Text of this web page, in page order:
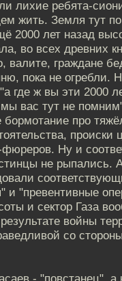
лихие ребята-
жить. Земля тут по
2000 лет назад
во всех древних
валите, граждане
пока не огребли.
где ж вы эти 2000
вас тут не
бормотание про
происки
фюреров. Ну и
не рыпались.
и "превентивные
и сектор Газа
войны
со
- "повстанец", а